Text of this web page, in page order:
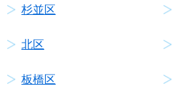
杉並区
北区
板橋区